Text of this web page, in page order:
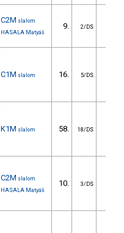
C2M slalom
HASALA Matyáš
9. 2/DS
C1M slalom 16. 5/DS
K1M slalom 58. 18/DS
C2M slalom
HASALA Matyáš
10. 3/DS